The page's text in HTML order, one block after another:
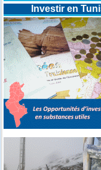
Investir en